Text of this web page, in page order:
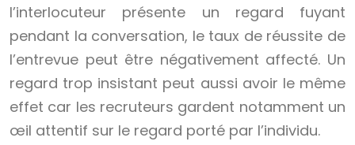
l’interlocuteur présente un regard fuyant
pendant la conversation, le taux de réussite de
l’entrevue peut être négativement affecté. Un
regard trop insistant peut aussi avoir le même
effet car les recruteurs gardent notamment un
œil attentif sur le regard porté par l’individu.